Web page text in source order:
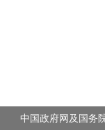
中国政府网及国务